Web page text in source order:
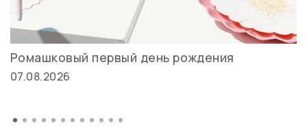
Ромашковый первый день рождения
07.08.2026